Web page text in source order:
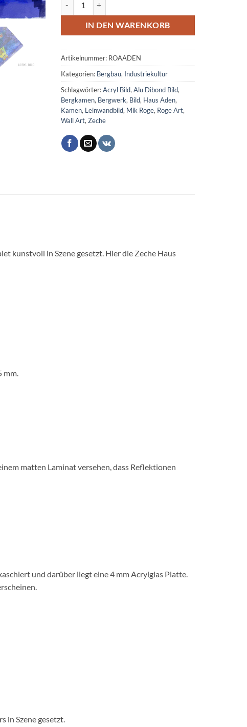
IN DEN WARENKORB
Artikelnummer: ROAADEN
Kategorien: Bergbau, Industriekultur
Schlagwörter:Acryl Bild,Alu Dibond Bild,
Bergkamen, Bergwerk, Bild, Haus Aden,
Kamen, Leinwandbild, Mik Roge, Roge Art,
Wall Art,Zeche
kunstvoll in Szene gesetzt. Hier die Zeche Haus
mm.
matten Laminat versehen, dass Reflektionen
und darüber liegt eine 4 mm Acrylglas Platte.
in Szene gesetzt.